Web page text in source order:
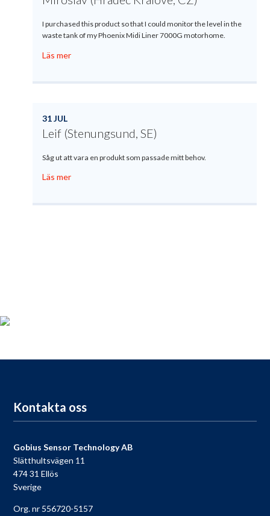
I purchased this product so that I could monitor the level in the
waste tank of my Phoenix Midi Liner 7000G motorhome.
Läs mer
31 JUL
Leif (Stenungsund, SE)
Såg ut att vara en produkt som passade mitt behov.
Läs mer
Kontakta oss
Gobius Sensor Technology AB
Slätthultsvägen 11
474 31 Ellös
Sverige
Org. nr 556720-5157